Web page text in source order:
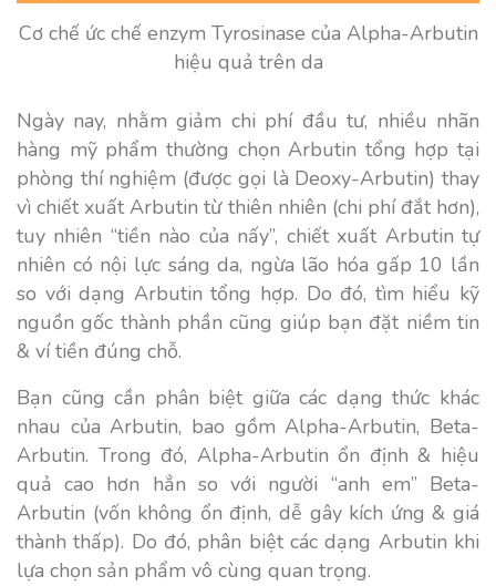
Cơ chế ức chế enzym Tyrosinase của Alpha-Arbutin
hiệu quả trên da
Ngày nay, nhằm giảm chi phí đầu tư, nhiều nhãn
hàng mỹ phẩm thường chọn Arbutin tổng hợp tại
phòng thí nghiệm (được gọi là Deoxy-Arbutin) thay
vì chiết xuất Arbutin từ thiên nhiên (chi phí đắt hơn),
tuy nhiên “tiền nào của nấy”, chiết xuất Arbutin tự
nhiên có nội lực sáng da, ngừa lão hóa gấp 10 lần
so với dạng Arbutin tổng hợp. Do đó, tìm hiểu kỹ
nguồn gốc thành phần cũng giúp bạn đặt niềm tin
& ví tiền đúng chỗ.
Bạn cũng cần phân biệt giữa các dạng thức khác
nhau của Arbutin, bao gồm Alpha-Arbutin, Beta-
Arbutin. Trong đó, Alpha-Arbutin ổn định & hiệu
quả cao hơn hẳn so với người “anh em” Beta-
Arbutin (vốn không ổn định, dễ gây kích ứng & giá
thành thấp). Do đó, phân biệt các dạng Arbutin khi
lựa chọn sản phẩm vô cùng quan trọng.